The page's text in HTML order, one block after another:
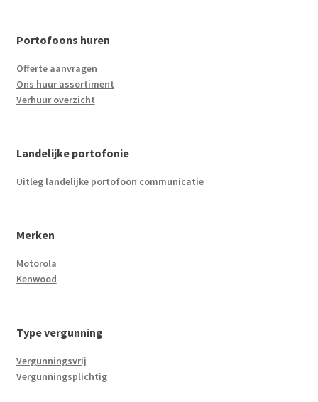
Portofoons huren
Offerte aanvragen
Ons huur assortiment
Verhuur overzicht
Landelijke portofonie
Uitleg landelijke portofoon communicatie
Merken
Motorola
Kenwood
Type vergunning
Vergunningsvrij
Vergunningsplichtig